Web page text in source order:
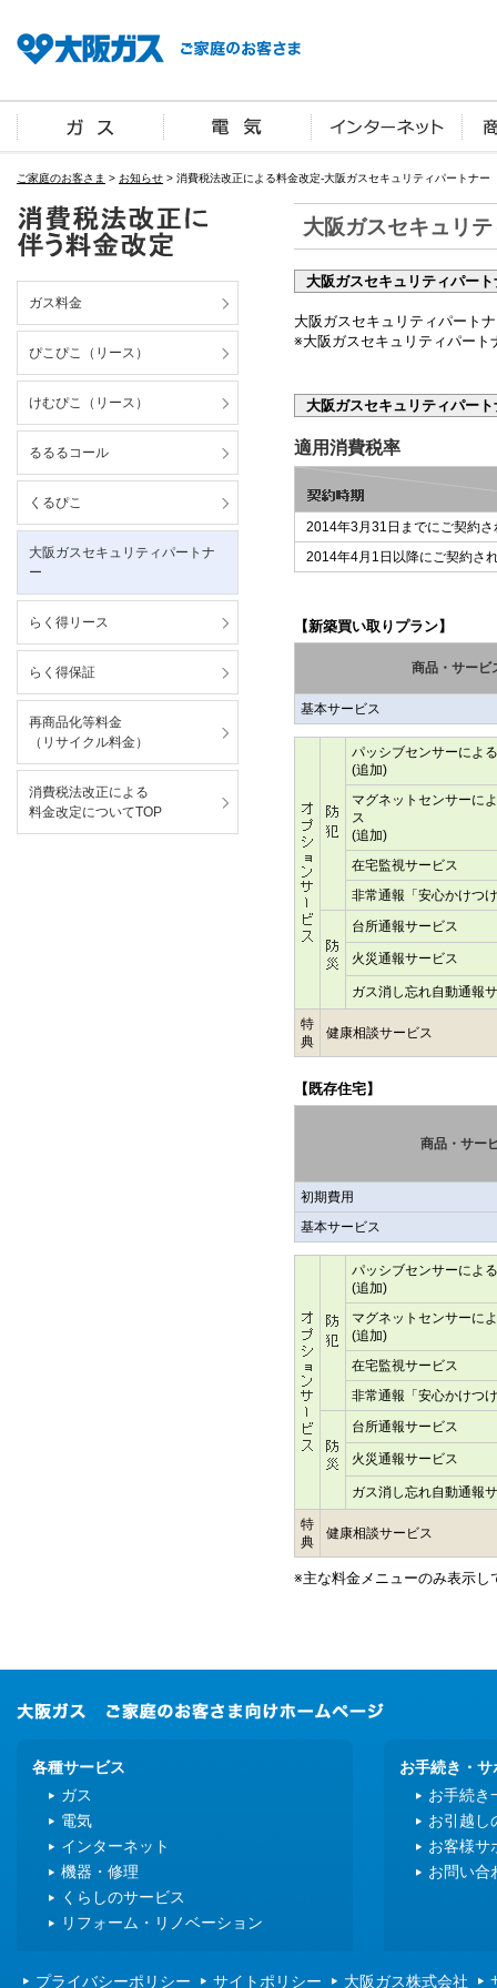
ご家庭のお客さま > お知らせ > 消費税法改正による料金改定-大阪ガスセキュリティパートナー
大阪ガスセキュリ
大阪ガスセキュリティパー
大阪ガスセキュリティパート
※大阪ガスセキュリティパー
大阪ガスセキュリティパー
適用消費税率
2014年3月31日までにご契約さ
2014年4月1日以降にご契約さ
【新築買い取りプラン】
商品・サービ
基本サービス
パッシブセンサーによ
(追加)
マグネットセンサーに
ス
(追加)
在宅監視サービス
非常通報「安心かけつ
台所通報サービス
火災通報サービス
ガス消し忘れ自動通報
特
典
健康相談サービス
【既存住宅】
商品・サー
初期費用
基本サービス
パッシブセンサーによ
(追加)
マグネットセンサーに
(追加)
在宅監視サービス
非常通報「安心かけつ
台所通報サービス
火災通報サービス
ガス消し忘れ自動通報
特
典
健康相談サービス
※主な料金メニューのみ表示し
ガス料金
ぴこぴこ（リース）
けむぴこ（リース）
るるるコール
くるぴこ
大阪ガスセキュリティパートナ
ー
らく得リース
らく得保証
再商品化等料金
（リサイクル料金）
消費税法改正による
料金改定についてTOP
各種サービス
ガス
電気
インターネット
機器・修理
くらしのサービス
リフォーム・リノベーション
お手続き・サ
お手続き
お引越し
お客様サ
お問い合
プライバシーポリシー サイトポリシー 大阪ガス株式会社